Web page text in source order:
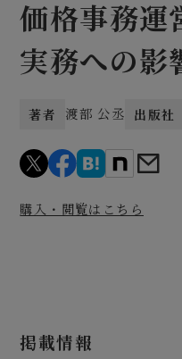
価格事務運
実務への影
著者 渡部 公丞 出版社
購入・閲覧はこちら
掲載情報